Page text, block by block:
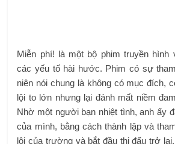
Miễn phí! là một bộ phim truyền
các yếu tố hài hước. Phim có sự
niên nói chung là không có mục đích,
lội to lớn nhưng lại đánh mất niềm
Nhờ một người bạn nhiệt tình, anh ấy
của mình, bằng cách thành lập và
lội của trường và bắt đầu thi đấu trở